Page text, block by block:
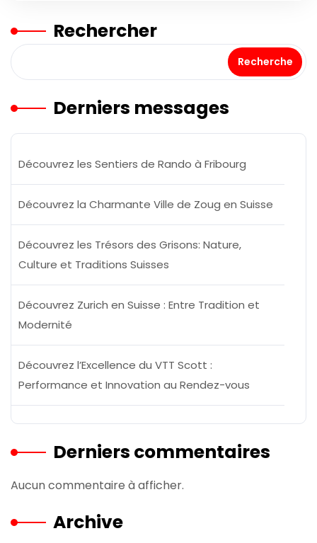
Rechercher
Recherche
Derniers messages
Découvrez les Sentiers de Rando à Fribourg
Découvrez la Charmante Ville de Zoug en Suisse
Découvrez les Trésors des Grisons: Nature,
Culture et Traditions Suisses
Découvrez Zurich en Suisse : Entre Tradition et
Modernité
Découvrez l’Excellence du VTT Scott :
Performance et Innovation au Rendez-vous
Derniers commentaires
Aucun commentaire à afficher.
Archive